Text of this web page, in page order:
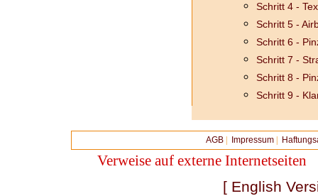
Schritt 4 -
Schritt 5 -
Schritt 6 -
Schritt 7 -
Schritt 8 -
Schritt 9 -
AGB Impressum
Verweise auf externe Internetseiten
[ English